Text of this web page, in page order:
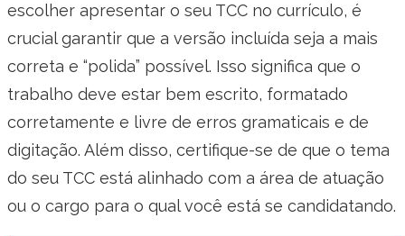
escolher apresentar o seu TCC no currículo, é
crucial garantir que a versão incluída seja a mais
correta e “polida” possível. Isso significa que o
trabalho deve estar bem escrito, formatado
corretamente e livre de erros gramaticais e de
digitação. Além disso, certifique-se de que o tema
do seu TCC está alinhado com a área de atuação
ou o cargo para o qual você está se candidatando.